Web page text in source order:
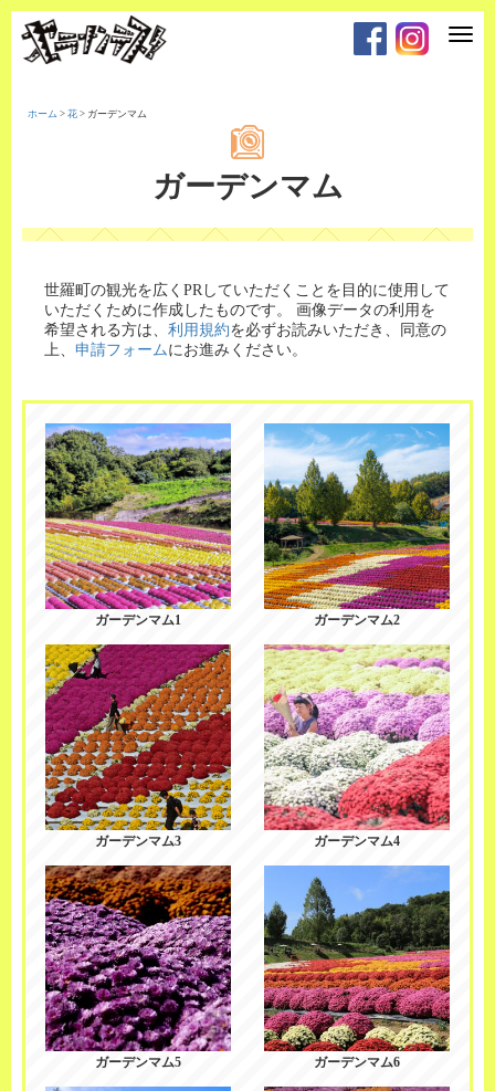
T
ホーム > 花 > ガーデンマム
ガーデンマム
世羅町の観光を広くPRしていただくことを目的に使用して
いただくために作成したものです。
画像データの利用を
希望される方は、利用規約を必ずお読みいただき、同意の
上、申請フォームにお進みください。
ガーデンマム1 ガーデンマム2
ガーデンマム3 ガーデンマム4
ガーデンマム5 ガーデンマム6